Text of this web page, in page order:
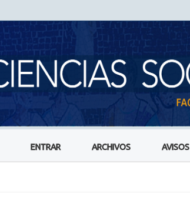
ENTRAR ARCHIVOS AVISOS